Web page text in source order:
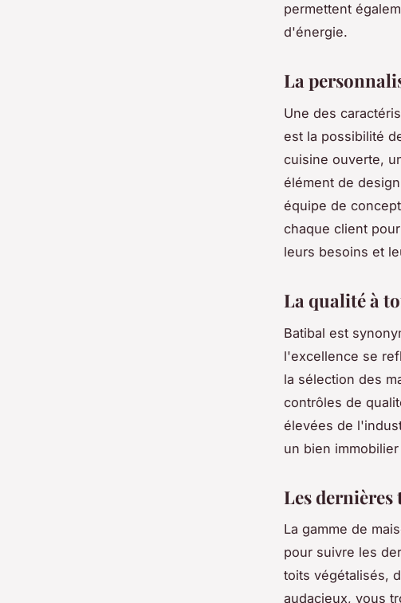
permettent
d'énergie.
La
Une des
est la possibilité
cuisine ouverte,
élément de
équipe de
chaque client
leurs besoins et
La qualité à
Batibal est
l'excellence se
la sélection des
contrôles de
élevées de
un bien
Les
La gamme de
pour suivre les
toits végétalisés,
audacieux, vous